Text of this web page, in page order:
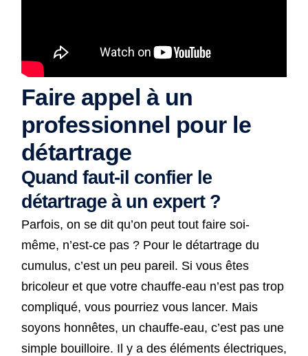
Faire appel à un
professionnel pour le
détartrage
Quand faut-il confier le
détartrage à un expert ?
Parfois, on se dit qu’on peut tout faire soi-
même, n’est-ce pas ? Pour le détartrage du
cumulus, c’est un peu pareil. Si vous êtes
bricoleur et que votre chauffe-eau n’est pas trop
compliqué, vous pourriez vous lancer. Mais
soyons honnêtes, un chauffe-eau, c’est pas une
simple bouilloire. Il y a des éléments électriques,